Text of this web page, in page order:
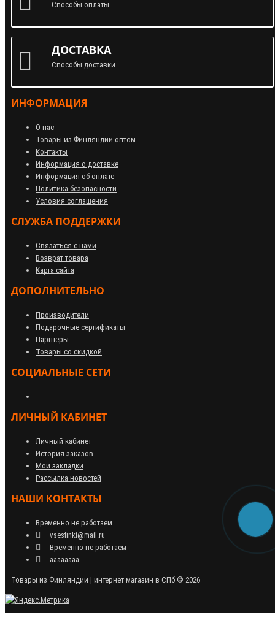
Способы оплаты
ДОСТАВКА
Способы доставки
ИНФОРМАЦИЯ
О нас
Товары из Финляндии оптом
Контакты
Информация о доставке
Информация об оплате
Политика безопасности
Условия соглашения
СЛУЖБА ПОДДЕРЖКИ
Связаться с нами
Возврат товара
Карта сайта
ДОПОЛНИТЕЛЬНО
Производители
Подарочные сертификаты
Партнёры
Товары со скидкой
СОЦИАЛЬНЫЕ СЕТИ
ЛИЧНЫЙ КАБИНЕТ
Личный кабинет
История заказов
Мои закладки
Рассылка новостей
НАШИ КОНТАКТЫ
Временно не работаем
vsesfinki@mail.ru
Временно не работаем
аааааааа
Товары из Финляндии | интернет магазин в СПб © 2026